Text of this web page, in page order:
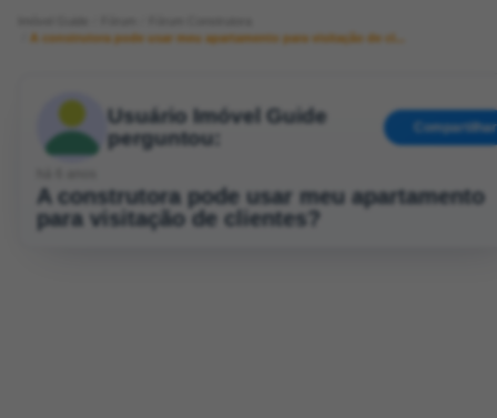
A construtora pode usar meu apartamento para visitação de cl...
Usuário Imóvel Guide
perguntou:
Compartilhar
A construtora pode usar meu apartamento
para visitação de clientes?